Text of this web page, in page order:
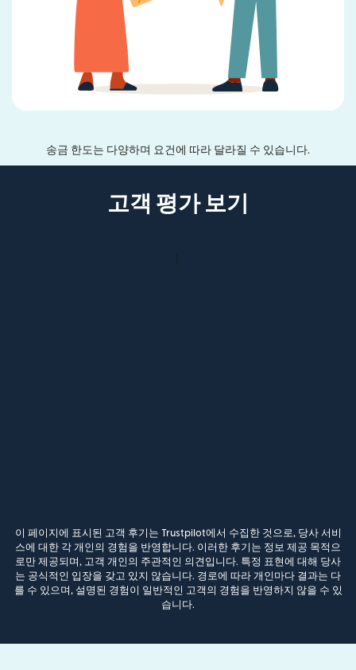
송금 한도는 다양하며 요건에 따라 달라질 수 있습니다.
고객 평가 보기
이 페이지에 표시된 고객 후기는 Trustpilot에서 수집한 것으로, 당사 서비
스에 대한 각 개인의 경험을 반영합니다. 이러한 후기는 정보 제공 목적으
로만 제공되며, 고객 개인의 주관적인 의견입니다. 특정 표현에 대해 당사
는 공식적인 입장을 갖고 있지 않습니다. 경로에 따라 개인마다 결과는 다
를 수 있으며, 설명된 경험이 일반적인 고객의 경험을 반영하지 않을 수 있
습니다.